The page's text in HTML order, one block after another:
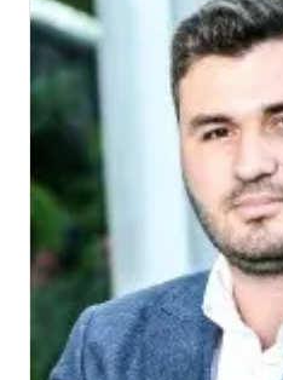
effektiv idarə etmək
bacarıqlardan istifadə edir.
və liderlik bacarıqları
oynayıb. O, bank
tanınır.